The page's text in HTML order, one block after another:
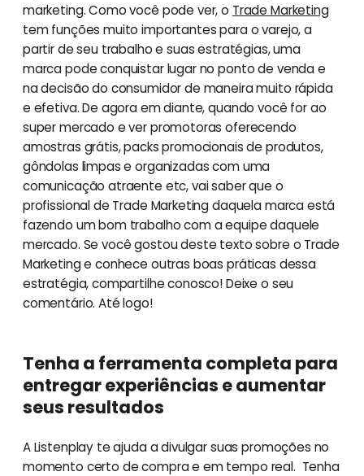
marketing. Como você pode ver, o Trade Marketing
tem funções muito importantes para o varejo, a
partir de seu trabalho e suas estratégias, uma
marca pode conquistar lugar no ponto de venda e
na decisão do consumidor de maneira muito rápida
e efetiva. De agora em diante, quando você for ao
super mercado e ver promotoras oferecendo
amostras grátis, packs promocionais de produtos,
gôndolas limpas e organizadas com uma
comunicação atraente etc, vai saber que o
profissional de Trade Marketing daquela marca está
fazendo um bom trabalho com a equipe daquele
mercado. Se você gostou deste texto sobre o Trade
Marketing e conhece outras boas práticas dessa
estratégia, compartilhe conosco! Deixe o seu
comentário. Até logo!
Tenha a ferramenta completa para
entregar experiências e aumentar
seus resultados
A Listenplay te ajuda a divulgar suas promoções no
momento certo de compra e em tempo real. Tenha